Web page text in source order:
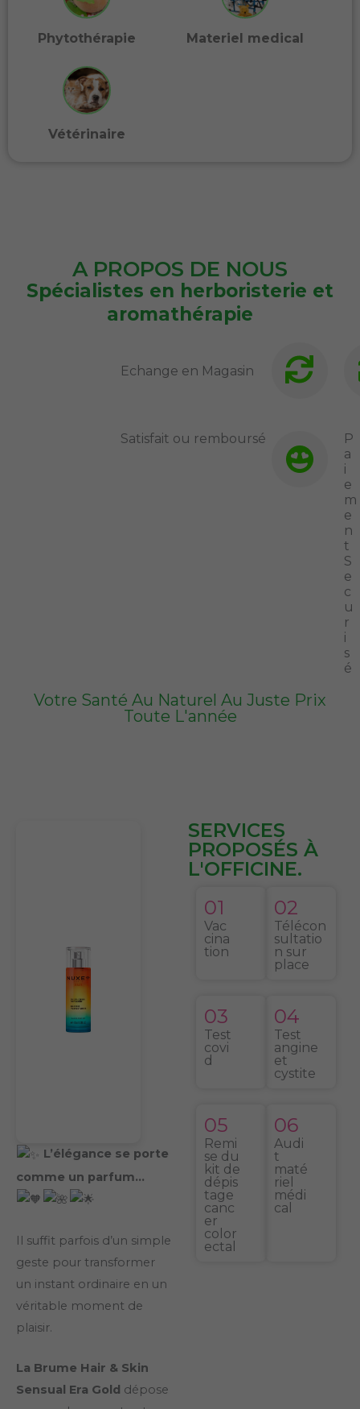
Phytothérapie Materiel medical
Vétérinaire
A PROPOS DE NOUS
Spécialistes en herboristerie et
aromathérapie
Echange en Magasin
Satisfait ou remboursé
P
a
i
e
m
e
n
t
S
e
c
u
r
i
s
é
Votre Santé Au Naturel Au Juste Prix
Toute L'année
L’élégance se porte
comme un parfum…
Il suffit parfois d’un simple
geste pour transformer
un instant ordinaire en un
véritable moment de
plaisir.
La Brume Hair & Skin
Sensual Era Gold dépose
SERVICES
PROPOSÉS À
L'OFFICINE.
01
Vac
cina
tion
02
Télécon
sultatio
n sur
place
03
Test
covi
d
04
Test
angine
et
cystite
05
Remi
se du
kit de
dépis
tage
canc
er
color
ectal
06
Audi
t
maté
riel
médi
cal